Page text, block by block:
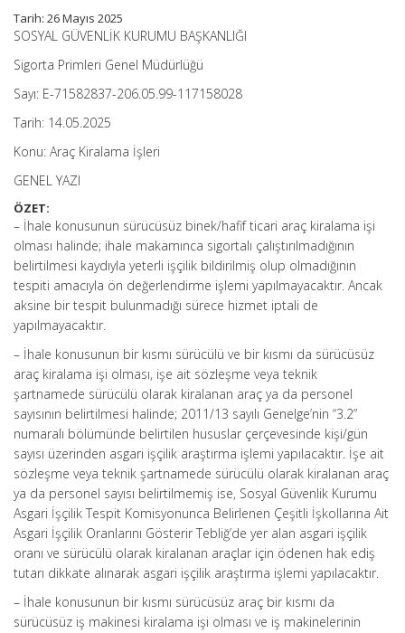
Tarih: 26 Mayıs 2025
SOSYAL GÜVENLİK KURUMU BAŞKANLIĞI
Sigorta Primleri Genel Müdürlüğü
Sayı: E-71582837-206.05.99-117158028
Tarih: 14.05.2025
Konu: Araç Kiralama İşleri
GENEL YAZI
ÖZET:
– İhale konusunun sürücüsüz binek/hafif ticari araç kiralama işi
olması halinde; ihale makamınca sigortalı çalıştırılmadığının
belirtilmesi kaydıyla yeterli işçilik bildirilmiş olup olmadığının
tespiti amacıyla ön değerlendirme işlemi yapılmayacaktır. Ancak
aksine bir tespit bulunmadığı sürece hizmet iptali de
yapılmayacaktır.
– İhale konusunun bir kısmı sürücülü ve bir kısmı da sürücüsüz
araç kiralama işi olması, işe ait sözleşme veya teknik
şartnamede sürücülü olarak kiralanan araç ya da personel
sayısının belirtilmesi halinde; 2011/13 sayılı Genelge’nin “3.2”
numaralı bölümünde belirtilen hususlar çerçevesinde kişi/gün
sayısı üzerinden asgari işçilik araştırma işlemi yapılacaktır. İşe ait
sözleşme veya teknik şartnamede sürücülü olarak kiralanan araç
ya da personel sayısı belirtilmemiş ise, Sosyal Güvenlik Kurumu
Asgari İşçilik Tespit Komisyonunca Belirlenen Çeşitli İşkollarına Ait
Asgari İşçilik Oranlarını Gösterir Tebliğ’de yer alan asgari işçilik
oranı ve sürücülü olarak kiralanan araçlar için ödenen hak ediş
tutarı dikkate alınarak asgari işçilik araştırma işlemi yapılacaktır.
– İhale konusunun bir kısmı sürücüsüz araç bir kısmı da
sürücüsüz iş makinesi kiralama işi olması ve iş makinelerinin